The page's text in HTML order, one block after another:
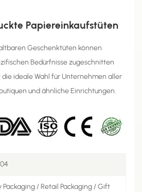
Papiereinkaufstüten
Geschenktüten können
Bedürfnisse zugeschnitten
ideale Wahl für Unternehmen aller
und ähnliche Einrichtungen.
Packaging / Retail Packaging / Gift